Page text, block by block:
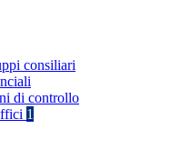
consiliari
di controllo
1